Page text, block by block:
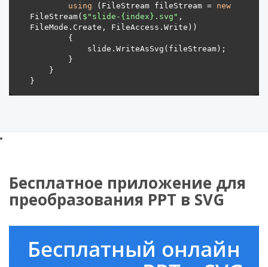
using (FileStream fileStream = new
FileStream( $"slide- {index} .svg" ,
Бесплатное приложение для
преобразования PPT в SVG